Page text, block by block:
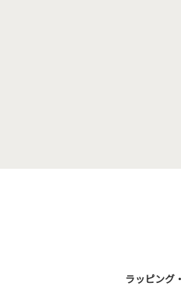
ラッピング